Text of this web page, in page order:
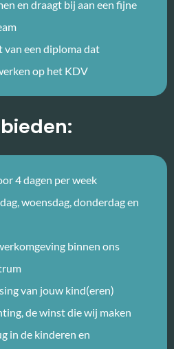
en draagt bij aan een fijne
van een diploma dat
op het KDV
4 dagen per week
woensdag, donderdag en
binnen ons
van jouw kind(eren)
de winst die wij maken
in de kinderen en